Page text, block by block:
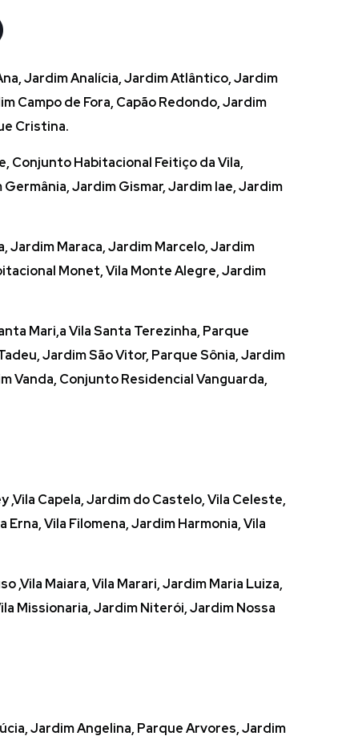
Jardim Analícia, Jardim Atlântico, Jardim
Campo de Fora, Capão Redondo, Jardim
Cristina.
Conjunto Habitacional Feitiço da Vila,
Jardim Gismar, Jardim Iae, Jardim
Jardim Maraca, Jardim Marcelo, Jardim
Monet, Vila Monte Alegre, Jardim
Mari,a Vila Santa Terezinha, Parque
Jardim São Vitor, Parque Sônia, Jardim
Vanda, Conjunto Residencial Vanguarda,
Capela, Jardim do Castelo, Vila Celeste,
Vila Filomena, Jardim Harmonia, Vila
,Vila Maiara, Vila Marari, Jardim Maria Luiza,
Missionaria, Jardim Niterói, Jardim Nossa
Jardim Angelina, Parque Arvores, Jardim